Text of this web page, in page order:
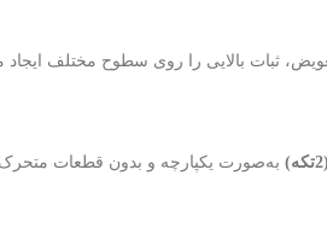
ثبات بالایی را روی سطوح مختلف
به‌صورت یکپارچه و بدون قطعات